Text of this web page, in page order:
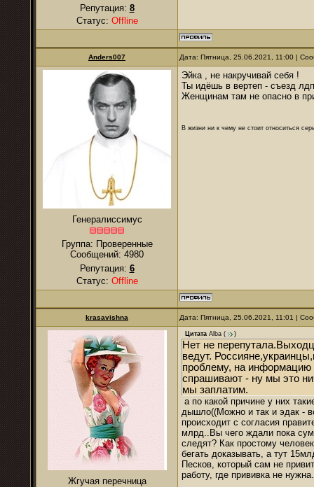
Репутация: 8
Статус: Offline
Anders007 Дата: Пятница, 25.06.2021, 11:00 |
Генералиссимус
Группа: Проверенные
Сообщений: 4980
Репутация: 6
Статус: Offline
Эйка , не накручивай себя !
Ты идёшь в вертеп - съезд
Женщинам там не опасно в
В жизни ни к чему не стоит относиться
krasavishna Дата: Пятница, 25.06.2021, 11:01 |
Жгучая перечница
Цитата Alba ( )
Нет не
ведут.
проблему, на информацию
спрашивают - ну мы это
мы заплатим.
а по какой причине у них
дышло((Можно и так и эдак -
происходит с согласия
млрд..Вы чего ждали пока
следят? Как простому
бегать доказывать, а тут
Песков, который сам не
работу, где прививка не